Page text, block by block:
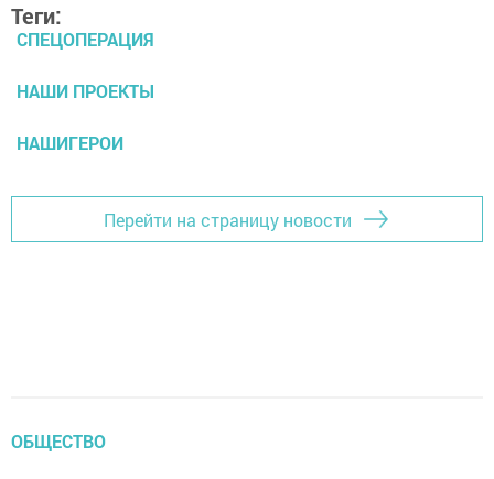
Теги:
СПЕЦОПЕРАЦИЯ
НАШИ ПРОЕКТЫ
НАШИГЕРОИ
Перейти на страницу новости
ОБЩЕСТВО